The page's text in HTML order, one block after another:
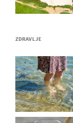
ZDRAVLJE